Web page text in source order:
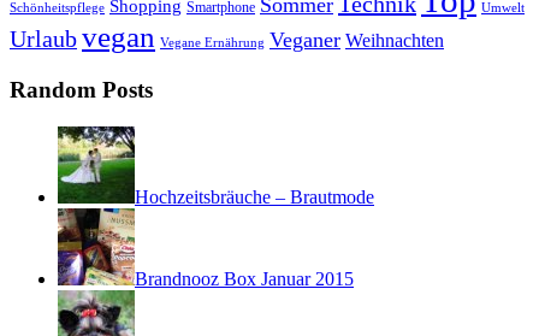
Schönheitspflege Shopping Smartphone Sommer Umwelt
Urlaubvegan Vegane Ernährung Veganer Weihnachten
Random Posts
Hochzeitsbräuche – Brautmode
Brandnooz Box Januar 2015